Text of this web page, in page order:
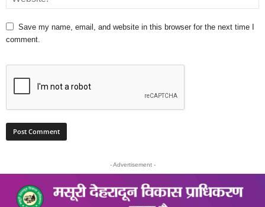
Save my name, email, and website in this browser for the next time I
comment.
- Advertisement -